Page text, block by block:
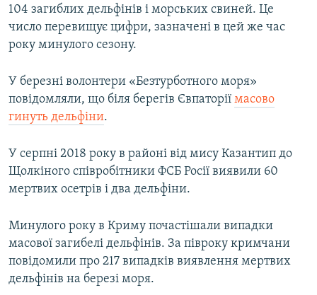
104 загиблих дельфінів і морських свиней. Це
число перевищує цифри, зазначені в цей же час
року минулого сезону.
У березні волонтери «Безтурботного моря»
повідомляли, що біля берегів Євпаторії масово
гинуть дельфіни.
У серпні 2018 року в районі від мису Казантип до
Щолкіного співробітники ФСБ Росії виявили 60
мертвих осетрів і два дельфіни.
Минулого року в Криму почастішали випадки
масової загибелі дельфінів. За півроку кримчани
повідомили про 217 випадків виявлення мертвих
дельфінів на березі моря.